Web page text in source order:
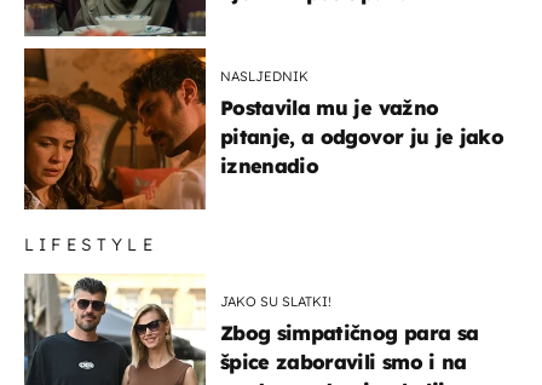
NASLJEDNIK
Postavila mu je važno
pitanje, a odgovor ju je jako
iznenadio
LIFESTYLE
JAKO SU SLATKI!
Zbog simpatičnog para sa
špice zaboravili smo i na